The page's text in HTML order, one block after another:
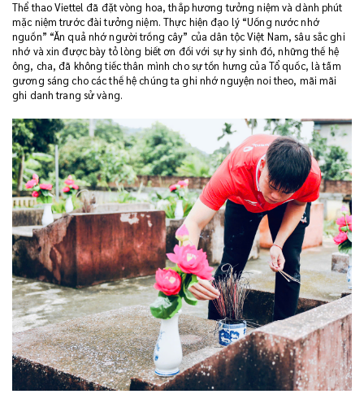
Thể thao Viettel đã đặt vòng hoa, thắp hương tưởng niệm và dành phút
mặc niệm trước đài tưởng niệm. Thực hiện đạo lý “Uống nước nhớ
nguồn” “Ăn quả nhớ người trồng cây” của dân tộc Việt Nam, sâu sắc ghi
nhớ và xin được bày tỏ lòng biết ơn đối với sự hy sinh đó, những thế hệ
ông, cha, đã không tiếc thân mình cho sự tồn hưng của Tổ quốc, là tấm
gương sáng cho các thế hệ chúng ta ghi nhớ nguyện noi theo, mãi mãi
ghi danh trang sử vàng.